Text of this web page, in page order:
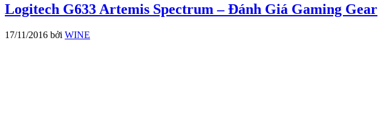
Logitech G633 Artemis Spectrum – Đánh Giá Gaming Gear
17/11/2016 bởi WINE